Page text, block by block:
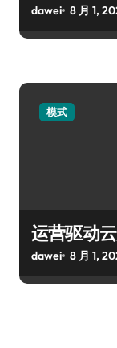
dawei 8 月 1,
模式
运营驱动
dawei 8 月 1,